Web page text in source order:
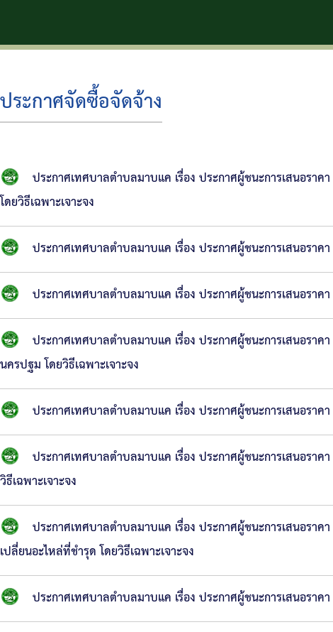
ตำบล
ประกาศจัดซื้อจัดจ้าง
ประกาศเทศบาลตำบลมาบแค เรื่อง ประกาศผู้ชนะการเสนอ
โดยวิธีเฉพาะเจาะจง
ประกาศเทศบาลตำบลมาบแค เรื่อง ประกาศผู้ชนะการเสนอราค
ประกาศเทศบาลตำบลมาบแค เรื่อง ประกาศผู้ชนะการเสนอรา
ประกาศเทศบาลตำบลมาบแค เรื่อง ประกาศผู้ชนะการเสนอรา
นครปฐม โดยวิธีเฉพาะเจาะจง
ประกาศเทศบาลตำบลมาบแค เรื่อง ประกาศผู้ชนะการเสนอรา
ประกาศเทศบาลตำบลมาบแค เรื่อง ประกาศผู้ชนะการเสนอ
วิธีเฉพาะเจาะจง
ประกาศเทศบาลตำบลมาบแค เรื่อง ประกาศผู้ชนะการเสนอ
เปลี่ยนอะไหล่ที่ชำรุด โดยวิธีเฉพาะเจาะจง
ประกาศเทศบาลตำบลมาบแค เรื่อง ประกาศผู้ชนะการเสนอรา